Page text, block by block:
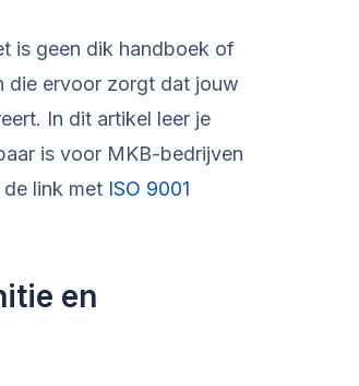
is geen dik handboek of
die ervoor zorgt dat jouw
In dit artikel leer je
is voor MKB-bedrijven
link met ISO 9001
en